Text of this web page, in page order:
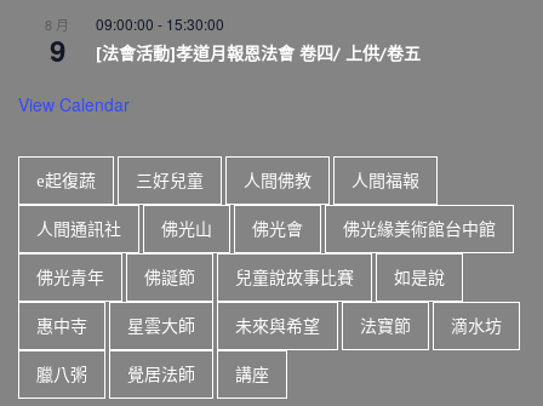
8 月
9
09:00:00 - 15:30:00
[法會活動]孝道月報恩法會 卷四/ 上供/卷五
View Calendar
e起復蔬 三好兒童 人間佛教 人間福報
人間通訊社 佛光山 佛光會 佛光緣美術館台中館
佛光青年 佛誕節 兒童說故事比賽 如是說
惠中寺 星雲大師 未來與希望 法寶節 滴水坊
臘八粥 覺居法師 講座